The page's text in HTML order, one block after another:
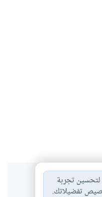
لتحسين تجربة
تفضيلاتك.